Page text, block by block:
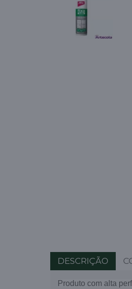
DESCRIÇÃO
Produto com alta